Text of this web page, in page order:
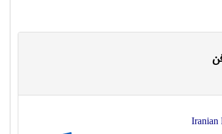
Iranian